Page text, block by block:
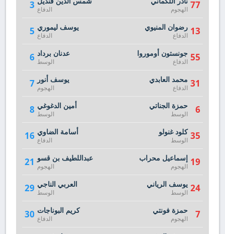
3 الدفاع
5 يوسف ليموري
الدفاع
6 عدنان برداد
الوسط
7 يوسف أنور
الهجوم
8 أمين الدغوغي
الوسط
16 أسامة الضاوي
الدفاع
21 عبداللطيف بن قسو
الهجوم
29 العربي الناجي
الوسط
30 كريم البوناجات
الدفاع
77 الهجوم
13 رضوان المنيوي
الدفاع
55 جونستون أوموروا
الدفاع
31 محمد العابدي
الدفاع
6 حمزة الجناتي
الوسط
35 كلود غنولو
الوسط
19 إسماعيل محراب
الهجوم
24 يوسف الرياني
الوسط
7 حمزة فونتي
الهجوم